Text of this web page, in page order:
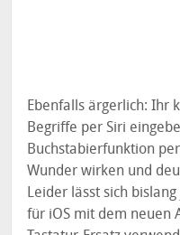
Ebenfalls ärgerlich: Ihr
Begriffe per Siri
Buchstabierfunktion
Wunder wirken und
Leider lässt sich
für iOS mit dem neuen